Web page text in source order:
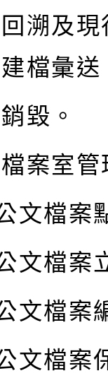
溯及現
檔彙送
毀。
案室管
文檔案
文檔案
文檔案
文檔案